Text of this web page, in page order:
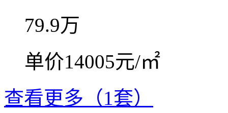
79.9万
单价14005元/㎡
查看更多（1套）